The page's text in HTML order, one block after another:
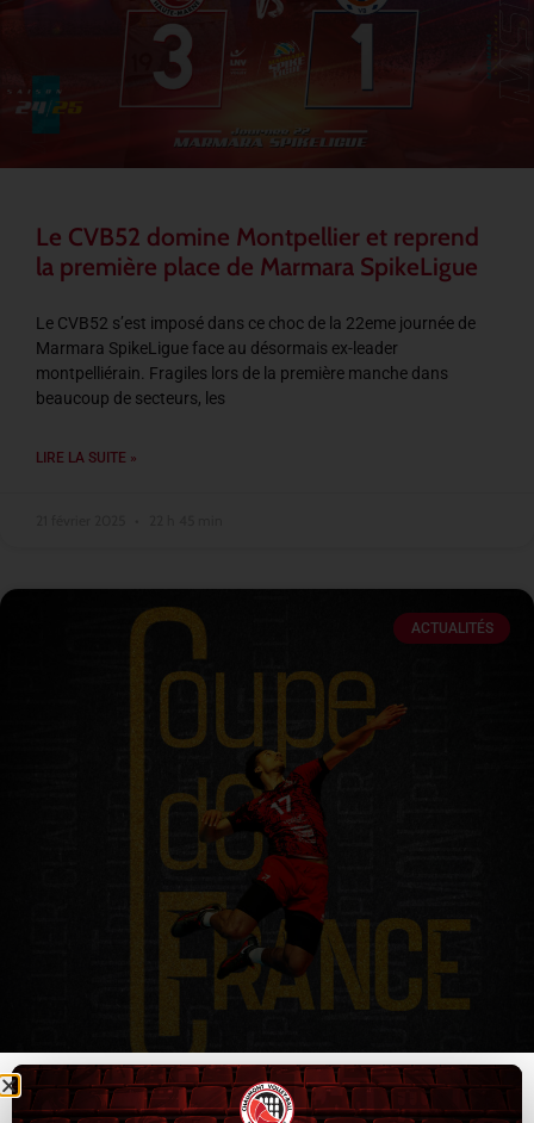
Le CVB52 domine Montpellier et reprend
la première place de Marmara SpikeLigue
Le CVB52 s’est imposé dans ce choc de la 22eme journée de
Marmara SpikeLigue face au désormais ex-leader
montpelliérain. Fragiles lors de la première manche dans
beaucoup de secteurs, les
LIRE LA SUITE »
ACTUALITÉS